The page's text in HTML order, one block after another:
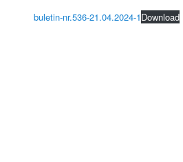
buletin-nr.536-21.04.2024-1Download